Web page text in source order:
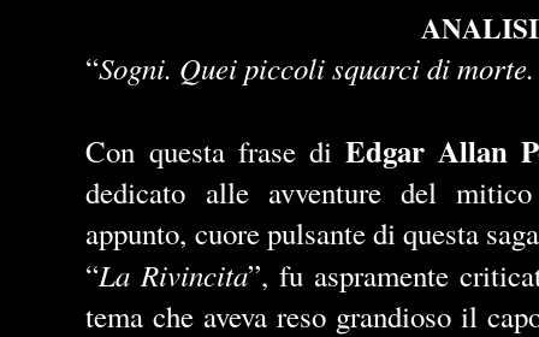
ANALISI
“Sogni. Quei piccoli squarci di
Con questa frase di Edgar Allan
dedicato alle avventure del
appunto, cuore pulsante di questa
“La Rivincita”, fu aspramente
tema che aveva reso grandioso il